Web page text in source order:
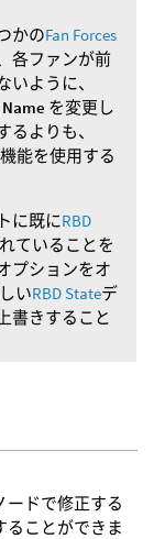
かのFan Forces
各ファンが前
いように、
を変更し
るよりも、
能を使用する
に既にRBD
ていることを
プションをオ
いRBD Stateデ
書きすること
ードで修正する
ることができま